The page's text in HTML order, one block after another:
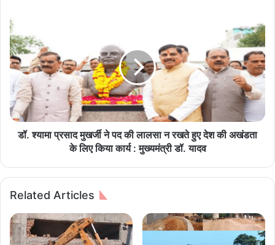
धा
न
स
भा
रो
ड
,
शं
ग
मा
स
हि
डॉ
.
श्या
मा
प्र
सा
द
मु
ख
ला
सा
न
डॉ. श्यामा प्रसाद मुखर्जी ने पद की लालसा न रखते हुए देश की अखंडता
के लिए किया कार्य : मुख्यमंत्री डॉ. यादव
Related Articles